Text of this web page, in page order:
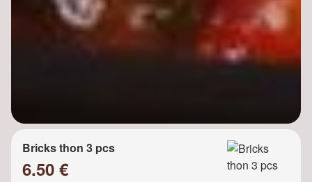
Bricks thon 3 pcs
6.50 €